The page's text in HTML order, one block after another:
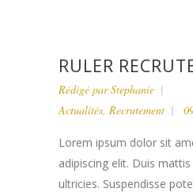
RULER
Rédigé parStephanie
Actualités, Recrutement
Lorem ipsum dolor sit
adipiscing elit. Duis
ultricies. Suspendisse